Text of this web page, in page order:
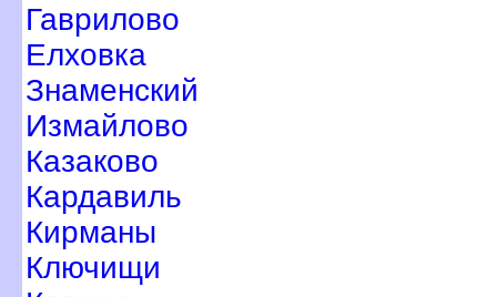
Гаврилово
Елховка
Знаменский
Измайлово
Казаково
Кардавиль
Кирманы
Ключищи